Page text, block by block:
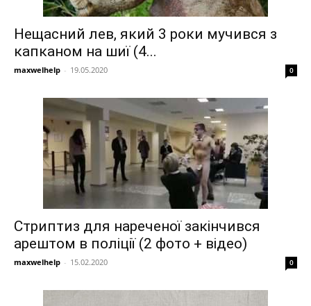
Нещасний лев, який 3 роки мучився з
капканом на шиї (4...
maxwelhelp - 19.05.2020 0
Стриптиз для нареченої закінчився
арештом в поліції (2 фото + відео)
maxwelhelp - 15.02.2020 0